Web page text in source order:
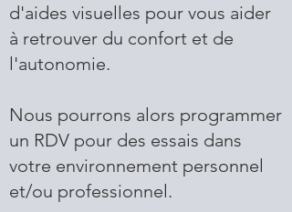
d'aides visuelles pour vous aider
à retrouver du confort et de
l'autonomie.
Nous pourrons alors programmer
un RDV pour des essais dans
votre environnement personnel
et/ou professionnel.